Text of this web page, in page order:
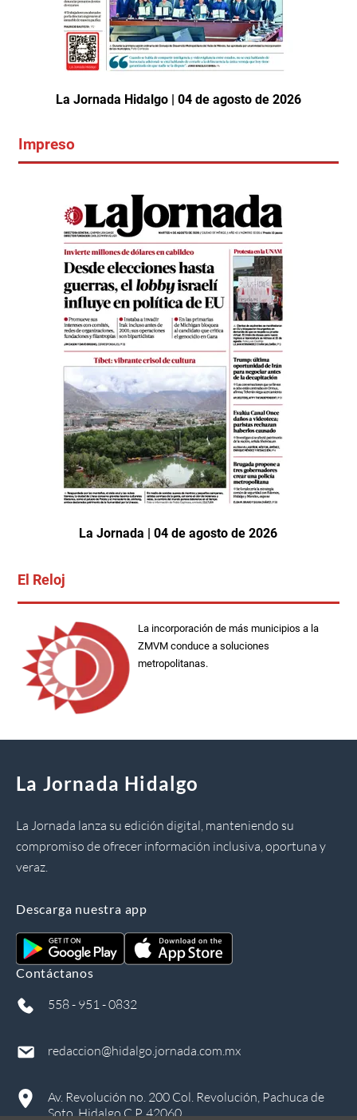
La Jornada Hidalgo | 04 de agosto de 2026
Impreso
La Jornada | 04 de agosto de 2026
El Reloj
La incorporación de más municipios a la
ZMVM conduce a soluciones
metropolitanas.
La Jornada Hidalgo
La Jornada lanza su edición digital, manteniendo su
compromiso de ofrecer información inclusiva, oportuna y
veraz.
Descarga nuestra app
Contáctanos
558 - 951 - 0832
redaccion@hidalgo.jornada.com.mx
Av. Revolución no. 200 Col. Revolución, Pachuca de
Soto, Hidalgo C.P. 42060